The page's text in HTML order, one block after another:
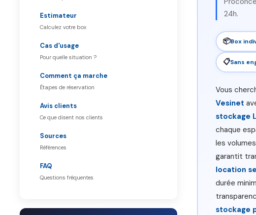
Estimateur
Calculez votre box
Cas d'usage
Pour quelle situation ?
Comment ça marche
Étapes de réservation
Avis clients
Ce que disent nos clients
Sources
Références
FAQ
Questions fréquentes
24h.
📦Box
📋Sans
Vous
Vesinet
stockage
chaque
les
garantit
location
durée
stockage